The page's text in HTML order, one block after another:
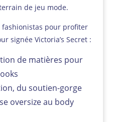
de jeu mode.
pour profiter
signée Victoria’s Secret :
de matières pour
du soutien-gorge
oversize au body